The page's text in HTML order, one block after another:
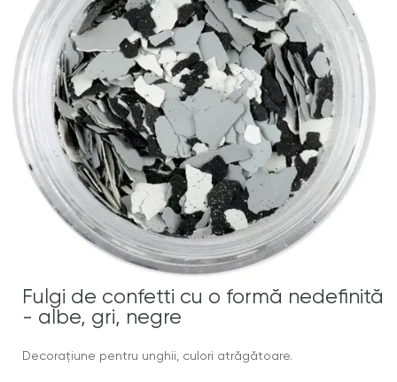
Fulgi de confetti cu o formă nedefinită
- albe, gri, negre
Decoraţiune pentru unghii, culori atrăgătoare.